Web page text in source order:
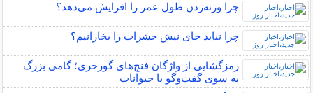
چرا وزنه‌زدن طول عمر را افزایش می‌دهد؟
چرا نباید جای نیش حشرات را بخارانیم؟
رمزگشایی از واژگان فنچ‌های گورخری؛ گامی بزرگ
به سوی گفت‌وگو با حیوانات